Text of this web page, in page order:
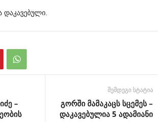
დაკავებული
–
შემდეგი სტატია
გორში მამაკაცს სცემეს –
დაკავებულია 5 ადამიანი